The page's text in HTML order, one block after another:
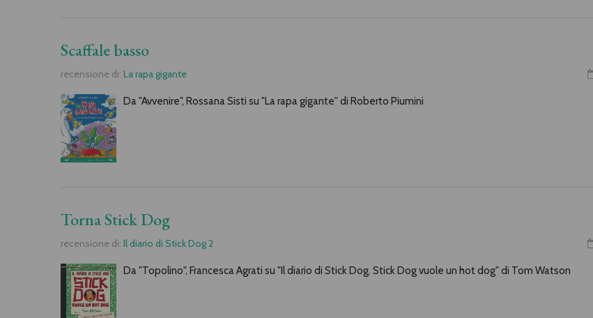
Scaffale basso
recensione di: La rapa gigante
Da "Avvenire", Rossana Sisti su "La rapa gigante" di Roberto Piumini
Torna Stick Dog
recensione di: Il diario di Stick Dog 2
Da "Topolino", Francesca Agrati su "Il diario di Stick Dog. Stick Dog vuole un hot dog" di Tom Watson